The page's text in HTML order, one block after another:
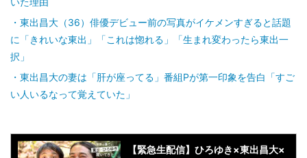
東出昌大（36）俳優デビュー前の写真がイケメンすぎると話題
に「きれいな東出」「これは惚れる」「生まれ変わったら東出一
択」
東出昌大の妻は「肝が座ってる」番組Pが第一印象を告白「すご
い人いるなって覚えていた」
【緊急生配信】ひろゆき×東出昌大×